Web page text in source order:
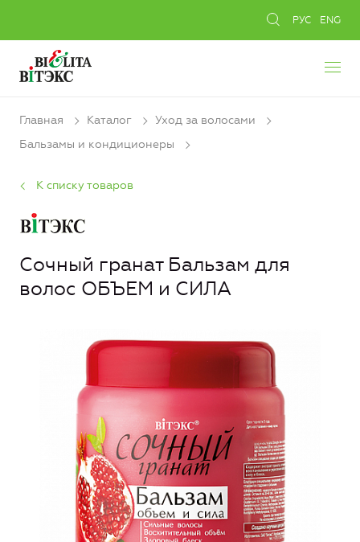
РУС ENG
Главная Каталог
Уход за волосами
Бальзамы и кондиционеры
К списку товаров
Сочный гранат Бальзам для
волос ОБЪЕМ и СИЛА